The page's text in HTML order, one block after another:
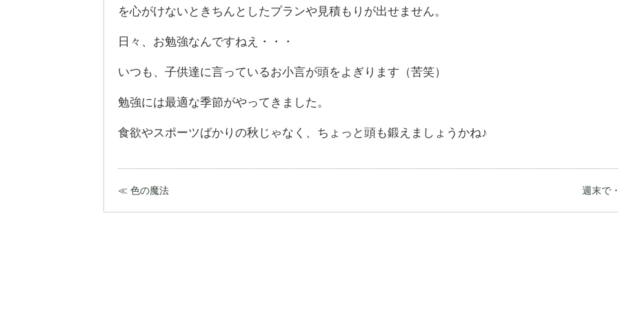
を心がけないときちんとしたプランや見積もりが出せません。
日々、お勉強なんですねえ・・・
いつも、子供達に言っているお小言が頭をよぎります（苦笑）
勉強には最適な季節がやってきました。
食欲やスポーツばかりの秋じゃなく、ちょっと頭も鍛えましょうかね♪
週末で
≪ 色の魔法